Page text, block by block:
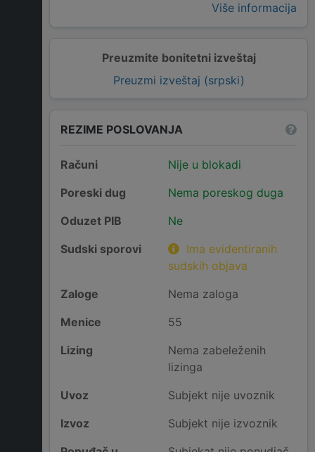
Preuzmite bonitetni izveštaj
Preuzmi izveštaj (srpski)
Više informacija
REZIME POSLOVANJA
Računi
Nije u blokadi
Poreski dug
Nema poreskog duga
Oduzet PIB
Ne
Sudski sporovi
Ima evidentiranih
sudskih objava
Zaloge
Nema zaloga
Menice
55
Lizing
Nema zabeleženih
lizinga
Uvoz
Subjekt nije uvoznik
Izvoz
Subjekt nije izvoznik